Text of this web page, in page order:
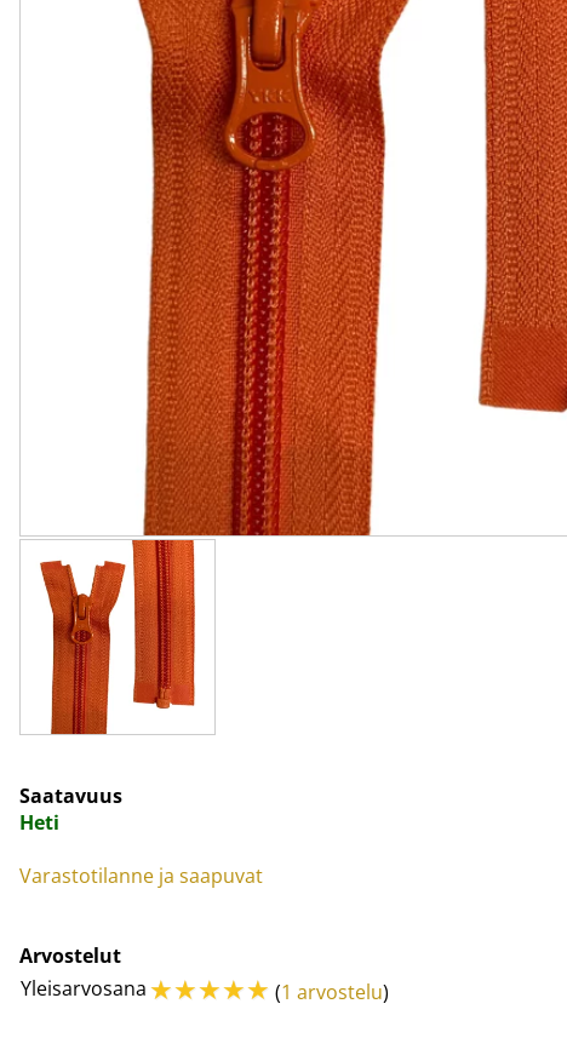
Saatavuus
Heti
Varastotilanne ja saapuvat
Arvostelut
Yleisarvosana☆☆☆☆☆ (1 arvostelu)